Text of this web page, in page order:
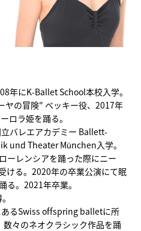
年にK-Ballet School本校入学。
の冒険" ベッキー役、2017年
ロラ姫を踊る。
バレエアカデミー Ballett-
und Theater München入学。
ーレンシアを踊った際にニー
ける。2020年の卒業公演にて眠
る。2021年卒業。
るSwiss offspring balletに所
々のネオクラシック作品を踊